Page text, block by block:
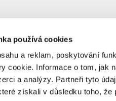
používá cookies
a reklam, poskytování
cookie. Informace o tom, jak
a analýzy. Partneři tyto
získali v důsledku toho, že